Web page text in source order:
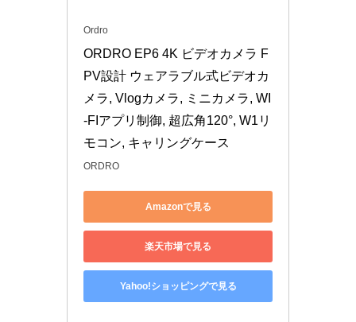
Ordro
ORDRO EP6 4K ビデオカメラ F
PV設計 ウェアラブル式ビデオカ
メラ, Vlogカメラ, ミニカメラ, WI
-FIアプリ制御, 超広角120°, W1リ
モコン, キャリングケース
ORDRO
Amazonで見る
楽天市場で見る
Yahoo!ショッピングで見る